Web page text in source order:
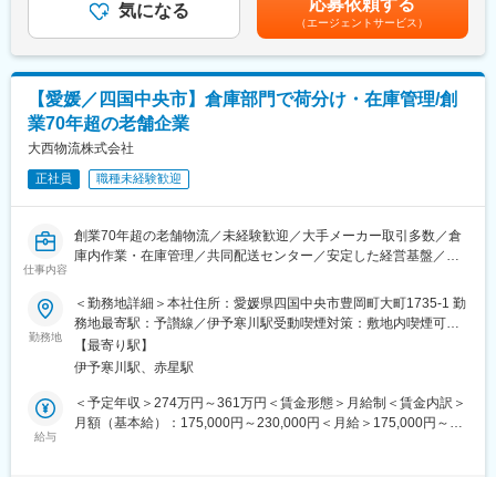
務や顧客を引継ぎつつ、1から業務を教えますのでご安心くださ
い。
■働き方
通勤距離が50キロを超える方には借り上げ社宅が適用されます。
■同社の特長：
創業70年を迎える同社は、四国エリアを中心とした大手企業の物
流を担う重要な役割を担っています。自社保有のトラックでの輸
の2024年問題についても、コンプライアンスを遵守した経営を徹
底しており、長期就業いただくことが可能です。
変更の範囲：会社の定める業務
■業務詳細：
本ポジションでは倉庫部門の管理職として、以下の業務をお任せ
・設備・安全管理
・売上管理業務
・顧客関係構築(CRM）
※日々のトラブルは、現場のマネージャークラスが対応しておりま
す。
■配送範囲：
（1）長距離業務
：東京線・大阪線・山陽線・九州線
（2）地場集配業務
（3）四国共配業務
：愛媛、香川、高知、徳島
■組織構成：
・管理職：9名
・主任／係長：6名
気になる
（エージェントサービス）
【愛媛／四国中央市】倉庫部門で荷分け・在庫管理/創
業70年超の老舗企業
大西物流株式会社
正社員 職種未経験歓迎
仕事内容
創業70年超の老舗物流／未経験歓迎／大手メーカー取引多数／倉
庫内作業・在庫管理／共同配送センター／安定した経営基盤／
■業務内容：
倉庫部門では、お客様となるメーカー様から製品等のお荷物を自
社の多機能倉庫にて受け取り・保管し、注文要請に沿って必要量
の集荷・出荷を行っています。
また、共同配送センターとして在庫出荷／スルー商品荷受け・仕
分け・積込業務を行っています。
勤務地
＜勤務地詳細＞本社住所：愛媛県四国中央市豊岡町大町1735-1 勤
務地最寄駅：予讃線／伊予寒川駅受動喫煙対策：敷地内喫煙可能
場所あり変更の範囲：会社の定める事業所
【最寄り駅】
伊予寒川駅、赤星駅
給与
＜予定年収＞274万円～361万円＜賃金形態＞月給制＜賃金内訳＞
月額（基本給）：175,000円～230,000円＜月給＞175,000円～